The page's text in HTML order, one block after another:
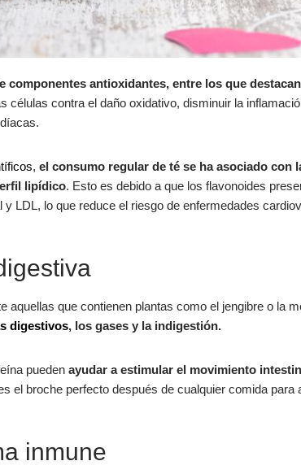
componentes antioxidantes, entre los que
células contra el daño oxidativo, disminuir la
, el consumo regular de té se ha asociado con
lipídico. Esto es debido a que los flavonoides
LDL, lo que reduce el riesgo de enfermedades
aquellas que contienen plantas como el jengibre o la
digestivos, los gases y la indigestión.
pueden ayudar a estimular el movimiento
el broche perfecto después de cualquier comida para
inmune